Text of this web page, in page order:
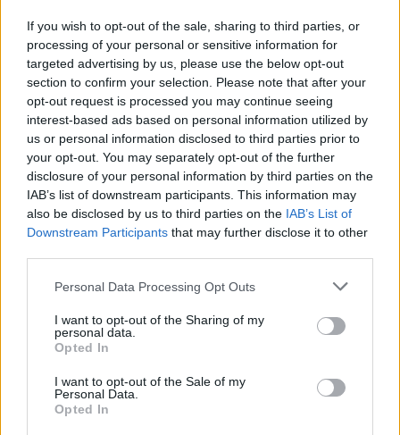
If you wish to opt-out of the sale, sharing to third parties, or
processing of your personal or sensitive information for
targeted advertising by us, please use the below opt-out
section to confirm your selection. Please note that after your
opt-out request is processed you may continue seeing
interest-based ads based on personal information utilized by
us or personal information disclosed to third parties prior to
your opt-out. You may separately opt-out of the further
disclosure of your personal information by third parties on the
IAB’s list of downstream participants. This information may
also be disclosed by us to third parties on the IAB’s List of
Downstream Participants that may further disclose it to other
Please note that this website/app uses one or more Google
not limited to your visit or usage behaviour. You may click to
grant or deny consent to Google and its third-party tags to
use your data for below specified purposes in below Google
consent section.
Personal Data Processing Opt Outs
I want to opt-out of the Sharing of my
personal data.
Opted In
I want to opt-out of the Sale of my
Personal Data.
Opted In
világsláger?
Gáspár Tibor, Seres Ildikó és Fandl Ferenc a Miskolci
Nemzeti Színház A csárdáskirálynő című előadásában.
Fotó: Gálos Mihály Samu